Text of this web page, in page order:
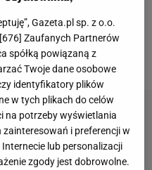
przedwcześnie. W
Barcelona
ataki.
Gazeta.pl sp. z o.o.
676] Zaufanych Partnerów
spółką powiązaną z
Twoje dane osobowe
identyfikatory plików
w tych plikach do celów
na potrzeby wyświetlania
i preferencji w
lub personalizacji
zgody jest dobrowolne.